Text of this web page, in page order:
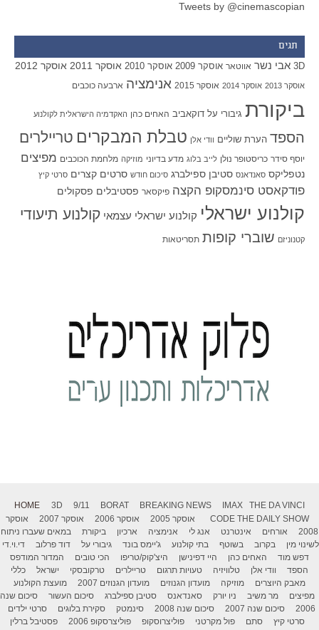
Tweets by @cinemascopian
תגים
3D אבי נשר אווטאר אוסקר 2009 אוסקר 2010 אוסקר 2011 אוסקר 2012
אוסקר 2013 אוסקר 2014 אוסקר 2015 אנימציה ארבעה כוכבים
ביקורת גיבורי על דוקאביב האחים כהן האקדמיה הישראלית לקולנוע
הספד הערת שוליים וודי אלן טבלת המבקרים טריילרים
יוסף סידר כריסטופר נולן לייב בלוג מדע בדיוני מוזיקה מלחמת הכוכבים מפיצים
נטפליקס סאנדאנס סטיבן ספילברג סיכום חודש סרטים קצרים סרטי קיץ
פודקאסט סינמסקופ הקצה פיקסאר פסטיבלים פסקולים
קולנוע ישראלי קולנוע ישראלי עצמאי קולנוע תיעודי
קטנוניזם שוברי קופות תסריטאות
HOME 3D 9/11 BORAT BREAKING NEWS IMAX
THE DA VINCI
CODE THE DAILY SHOW אוסקר 2005 אוסקר 2006 אוסקר 2007
אוסקר
2008
אורחים אינטרנט אנג לי אנימציה ארכיון ביקורת
במאים שעברו ניתוח
לשינוי מין
בקרוב בשוטף בתי קולנוע ג'יימס בונד גיבורי על דוד פרלוב
די.וי.די
דפש מוד
האחים כהן היי דפינישן היצ'קוק/טריפו הכי טובים
המדור המודפס
הספד
וודי אלן טלוויזיה טעויות תרגום טריילרים טרקובסקי ישראל
כללי
מאבק היוצרים
מוזיקה מועדון הגנוזים מועדון הגנוזים 2007
מועצת הקולנוע
מפיצים
מר משיב ניו יורק סאנדאנס סטיבן ספילברג סיכום העשור
סיכום שנה
2006
סיכום שנה 2007 סיכום שנה 2008 סינמטק סקירת בלוגים
סרטי ילדים
סרטי קיץ
סתם פול מקרטני פוליצרוסקופ פוליצרסקופ 2006
פסטיבל ברלין